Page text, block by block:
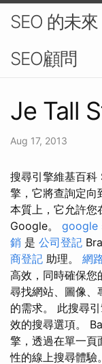
SEO 的未
SEO顧問
Je Tall
Aug 17, 2013
搜尋引擎維基百
擎，它將查詢定向
本質上，它允許您
Google。 google
銷 是 公司登記
商登記 助理。 網
高效，同時確保您
尋找網站、圖像、
的需求。 此搜尋
效的搜尋選項。
擎，透過在單一頁
性的線上搜尋體驗